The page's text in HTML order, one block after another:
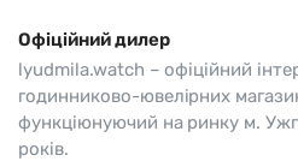
Офіційний дилер
lyudmila.watch – офіційний
годинниково-ювелірних
функціюнуючий на ринку м.
років.